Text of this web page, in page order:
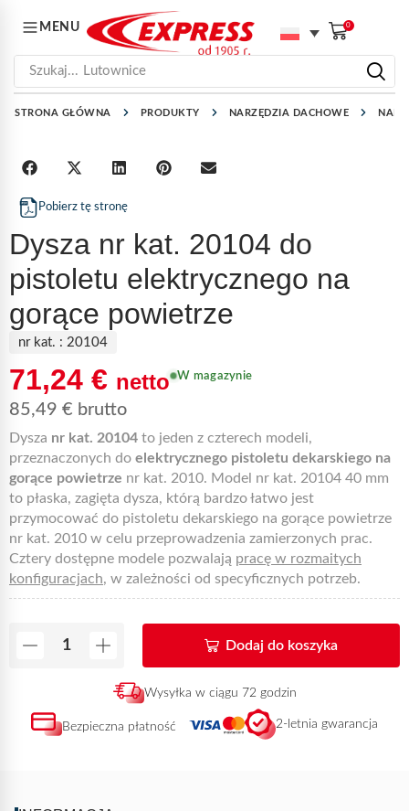
MENU 0
Szukaj... Lutownice
STRONA GŁÓWNA PRODUKTY NARZĘDZIA DACHOWE
Pobierz tę stronę
Dysza nr kat. 20104 do
pistoletu elektrycznego na
gorące powietrze
nr kat. : 20104
71,24 € netto
85,49 € brutto
W magazynie
Dysza nr kat. 20104 to jeden z czterech modeli,
przeznaczonych do elektrycznego pistoletu dekarskiego na
gorące powietrze nr kat. 2010. Model nr kat. 20104 40 mm
to płaska, zagięta dysza, którą bardzo łatwo jest
przymocować do pistoletu dekarskiego na gorące powietrze
nr kat. 2010 w celu przeprowadzenia zamierzonych prac.
Cztery dostępne modele pozwalają pracę w rozmaitych
konfiguracjach, w zależności od specyficznych potrzeb.
Dodaj do koszyka
Wysyłka w ciągu 72 godzin
Bezpieczna płatność 2-letnia gwarancja